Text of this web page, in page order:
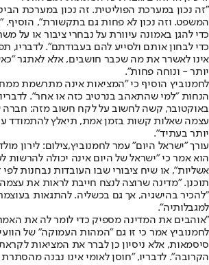
"זה נכון במערכת הפוליטית. זה נכון במערכת
המשפט. וזה נכון לא פחות גם בתקשורת", הוסיף.
כדי להגן באמונה עיוורת על נבחרי ציבור או על
כדי לבחון אותם ולסייע להם בעבודתם". לדבריו,
אינו לאשרר את מה שכבר חושבים, אלא לאתגר
יותר - ונוחה פחות".
לחמנוביץ הוסיף כי "המציאות אינה מתרשמת
הנחות "למי שהתאהב בנרטיב כזה או אחר".
באוקטובר, קשה לחשוב על לקח חשוב מזה:
עצמה שאלות קשות בזמן אמת, תיאלץ להתמודד
יותר בעתיד".
עורך "ישראל היום" עמר לחמנוביץ,צילום: לירון
הוא אמר כי "ישראל של היום אינה יכולה להרשות
אשליות", או שיח ציבורי שבו העובדות נבחנות לפי
תוכנן. "מדינה שרוצה לנצח חייבת לראות את
"להכיר בהישגיה, אך גם בכשליה. להתגאות
למגבלותיה".
"אוהבים את המדינה מספיק כדי לומר לה את
לחמנוביץ אמר כי זו גם "המהות העמוקה" של
סיסמאות, אלא ניסיון כן לברר את המציאות
הקרובה". לדבריו, "חוסן לאומי אינו נבנה